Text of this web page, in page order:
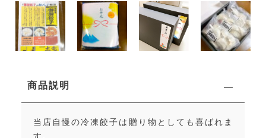
商品説明
当店自慢の冷凍餃子は贈り物としても喜ばれま
す。
ラッピング